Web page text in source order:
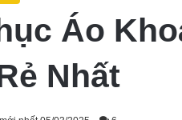
Áo
Nhất